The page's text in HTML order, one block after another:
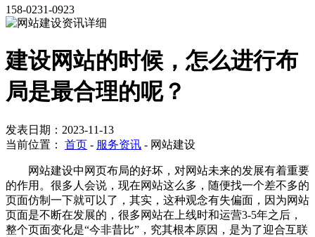
158-0231-0923
建设网站的时候，怎么进行布
局是最合理的呢？
发表日期：2023-11-13
当前位置： 首页 - 服务资讯 - 网站建设
网站建设中网页布局的好坏，对网站未来的发展有着重要
的作用。很多人会说，现在网站这么多，随便找一个差不多的
页面仿制一下就可以了，其实，这种观念有失偏面，因为网站
页面是不断在发展的，很多网站在上线时和运营3-5年之后，
整个页面变化是“今非昔比”，究其根本原因，是为了迎合互联